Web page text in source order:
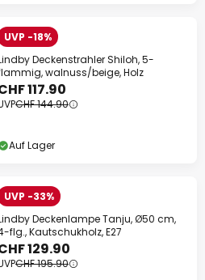
UVP -18%
Deckenstrahler Shiloh, 5-
walnuss/beige, Holz
117.90
CHF 144.90
Auf Lager
UVP -33%
Deckenlampe Tanju, Ø50 cm,
flg., Kautschukholz, E27
129.90
CHF 195.90